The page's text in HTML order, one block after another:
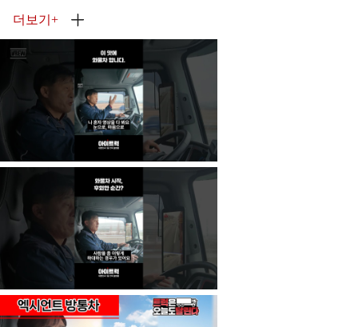
더보기 +